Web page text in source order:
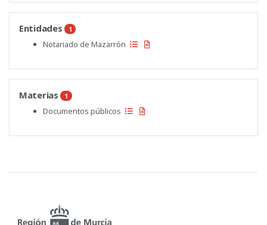
Entidades 1
Notariado de Mazarrón
Materias 1
Documentos públicos